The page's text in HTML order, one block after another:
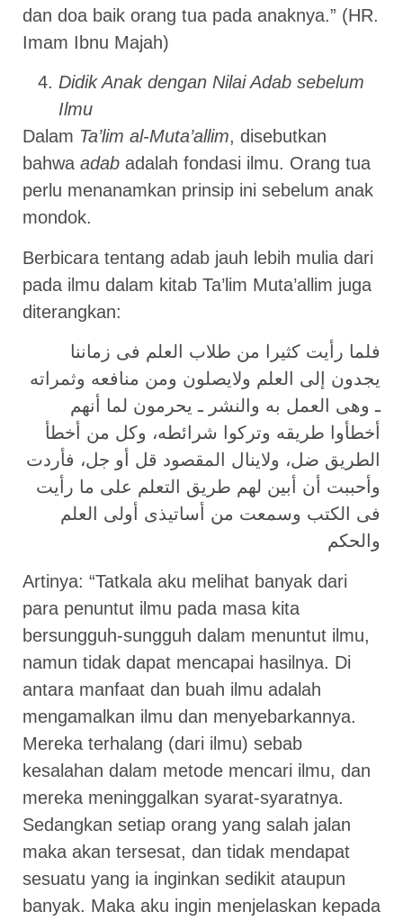
dan doa baik orang tua pada anaknya.” (HR.
Imam Ibnu Majah)
Didik Anak dengan Nilai Adab sebelum
Ilmu
Dalam Ta’lim al-Muta’allim, disebutkan
bahwa adab adalah fondasi ilmu. Orang tua
perlu menanamkan prinsip ini sebelum anak
mondok.
Berbicara tentang adab jauh lebih mulia dari
pada ilmu dalam kitab Ta’lim Muta’allim juga
diterangkan:
فلما رأيت كثيرا من طلاب العلم فى زماننا
يجدون إلى العلم ولايصلون ومن منافعه وثمراته
ـ وهى العمل به والنشر ـ يحرمون لما أنهم
أخطأوا طريقه وتركوا شرائطه، وكل من أخطأ
الطريق ضل، ولاينال المقصود قل أو جل، فأردت
وأحببت أن أبين لهم طريق التعلم على ما رأيت
فى الكتب وسمعت من أساتيذى أولى العلم
والحكم
Artinya: “Tatkala aku melihat banyak dari
para penuntut ilmu pada masa kita
bersungguh-sungguh dalam menuntut ilmu,
namun tidak dapat mencapai hasilnya. Di
antara manfaat dan buah ilmu adalah
mengamalkan ilmu dan menyebarkannya.
Mereka terhalang (dari ilmu) sebab
kesalahan dalam metode mencari ilmu, dan
mereka meninggalkan syarat-syaratnya.
Sedangkan setiap orang yang salah jalan
maka akan tersesat, dan tidak mendapat
sesuatu yang ia inginkan sedikit ataupun
banyak. Maka aku ingin menjelaskan kepada